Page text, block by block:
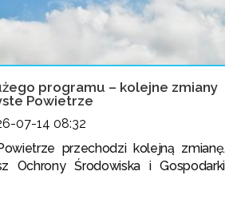
programu – kolejne zmiany
Powietrze
07-14 08:32
przechodzi kolejną zmianę.
Ochrony Środowiska i Gospodarki